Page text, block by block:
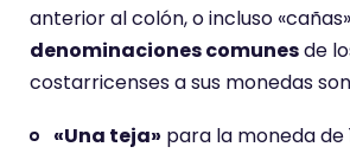
anterior al colón, o incluso
denominaciones comunesde
costarricenses a sus monedas
«Una teja» para la moneda de